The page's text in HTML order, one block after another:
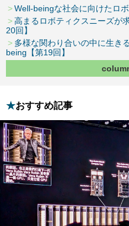
Well-beingな社会に向けたロ
高まるロボティクスニーズが
20回】
多様な関わり合いの中に生き
being【第19回】
おすすめ記事